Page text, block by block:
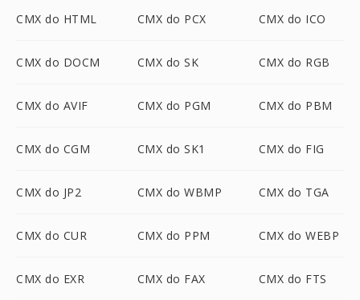
CMX do HTML CMX do PCX CMX do ICO
CMX do DOCM CMX do SK CMX do RGB
CMX do AVIF CMX do PGM CMX do PBM
CMX do CGM CMX do SK1 CMX do FIG
CMX do JP2 CMX do WBMP CMX do TGA
CMX do CUR CMX do PPM CMX do WEBP
CMX do EXR CMX do FAX CMX do FTS